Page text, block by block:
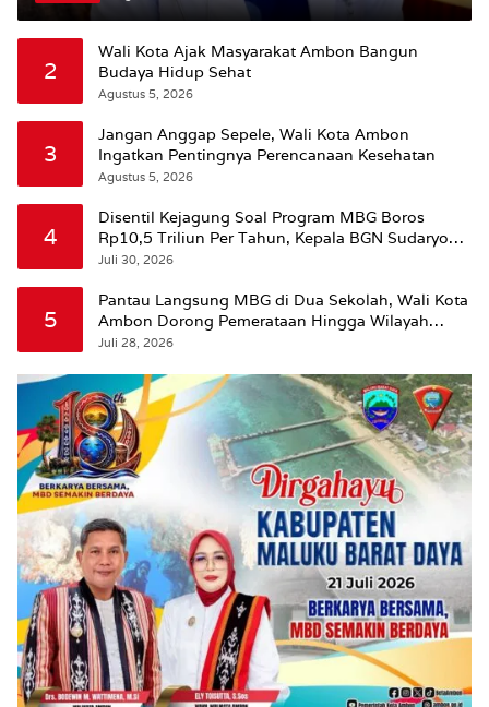
2
Wali Kota Ajak Masyarakat Ambon Bangun
Budaya Hidup Sehat
Agustus 5, 2026
3
Jangan Anggap Sepele, Wali Kota Ambon
Ingatkan Pentingnya Perencanaan Kesehatan
Agustus 5, 2026
4
Disentil Kejagung Soal Program MBG Boros
Rp10,5 Triliun Per Tahun, Kepala BGN Sudaryono
Beri Penjelasan
Juli 30, 2026
5
Pantau Langsung MBG di Dua Sekolah, Wali Kota
Ambon Dorong Pemerataan Hingga Wilayah
Leitimur Selatan
Juli 28, 2026